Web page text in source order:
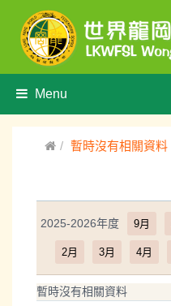
Menu
暫時沒有相關資料
2025-2026年度 9月
2月 3月 4月
暫時沒有相關資料